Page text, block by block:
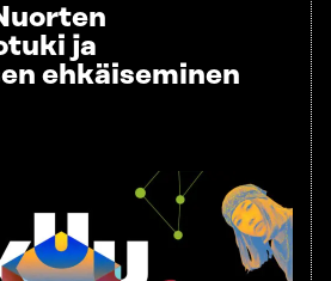
ja
ehkäiseminen